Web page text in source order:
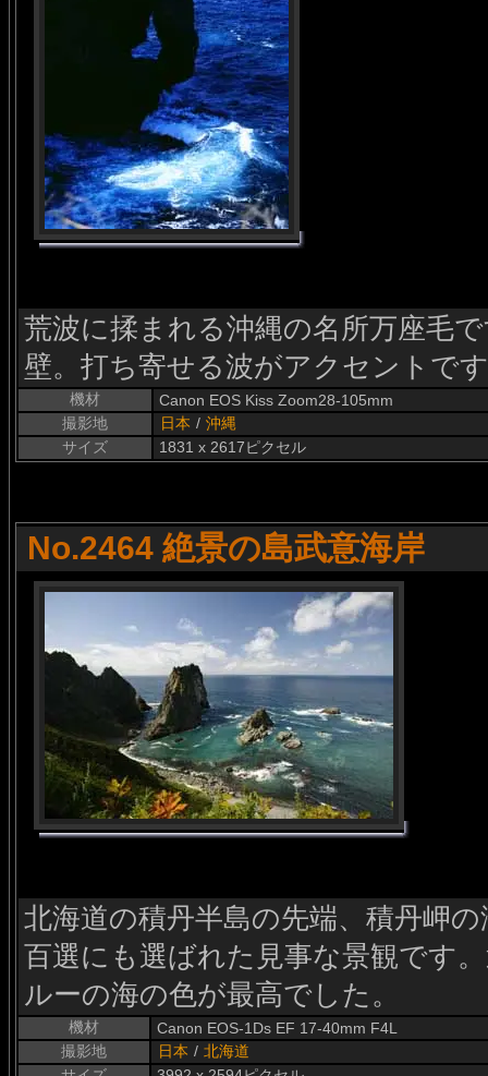
荒波に揉まれる沖縄の名所万座毛
壁。打ち寄せる波がアクセントで
機材
Canon EOS Kiss Zoom28-105mm
撮影地
日本 / 沖縄
サイズ
1831 x 2617ピクセル
No.2464 絶景の島武意海岸
北海道の積丹半島の先端、積丹岬
百選にも選ばれた見事な景観です
ルーの海の色が最高でした。
機材
Canon EOS-1Ds EF 17-40mm F4L
撮影地
日本 / 北海道